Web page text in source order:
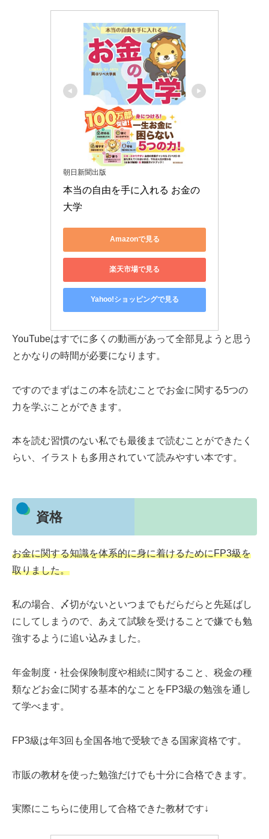
朝日新聞出版
本当の自由を手に入れる お金の
大学
Amazonで見る
楽天市場で見る
Yahoo!ショッピングで見る
YouTubeはすでに多くの動画があって全部見ようと思う
とかなりの時間が必要になります。
ですのでまずはこの本を読むことでお金に関する5つの
力を学ぶことができます。
本を読む習慣のない私でも最後まで読むことができたく
らい、イラストも多用されていて読みやすい本です。
資格
お金に関する知識を体系的に身に着けるためにFP3級を
取りました。
私の場合、〆切がないといつまでもだらだらと先延ばし
にしてしまうので、あえて試験を受けることで嫌でも勉
強するように追い込みました。
年金制度・社会保険制度や相続に関すること、税金の種
類などお金に関する基本的なことをFP3級の勉強を通し
て学べます。
FP3級は年3回も全国各地で受験できる国家資格です。
市販の教材を使った勉強だけでも十分に合格できます。
実際にこちらに使用して合格できた教材です↓